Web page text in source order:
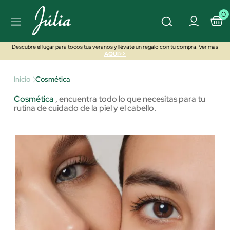
0
Descubre el lugar para todos tus veranos y llévate un regalo con tu compra. Ver más
AQUÍ>>
Inicio Cosmética
Cosmética ,encuentra todo lo que necesitas para tu
rutina de cuidado de la piel y el cabello.